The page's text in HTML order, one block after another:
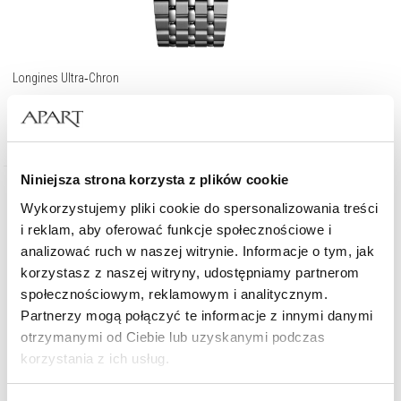
Niniejsza strona korzysta z plików cookie
Wykorzystujemy pliki cookie do spersonalizowania treści
i reklam, aby oferować funkcje społecznościowe i
analizować ruch w naszej witrynie. Informacje o tym, jak
korzystasz z naszej witryny, udostępniamy partnerom
społecznościowym, reklamowym i analitycznym.
Partnerzy mogą połączyć te informacje z innymi danymi
otrzymanymi od Ciebie lub uzyskanymi podczas
korzystania z ich usług.
Longines Ultra‑Chron
zł